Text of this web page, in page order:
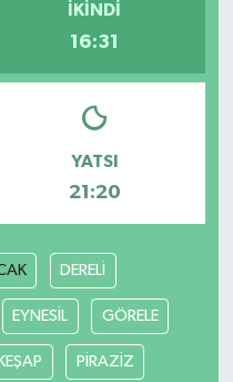
İKINDI
16:31
YATSI
21:20
DERELİ
EYNESİL GÖRELE
KEŞAP PİRAZİZ